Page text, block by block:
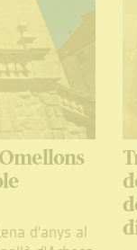
d'anys al